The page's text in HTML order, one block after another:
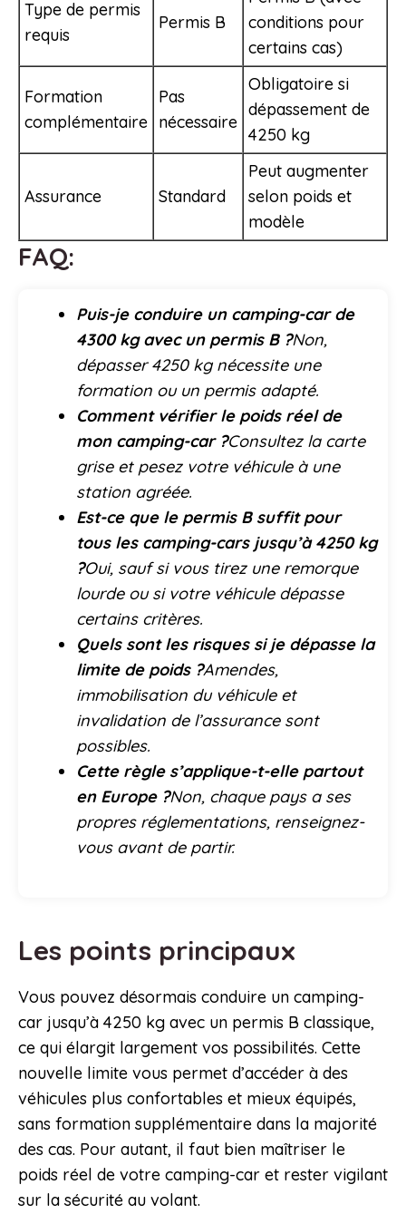
Type de permis
requis
Permis B
conditions pour
certains cas)
Formation
complémentaire
Pas
nécessaire
Obligatoire si
dépassement de
4250 kg
Assurance Standard
Peut augmenter
selon poids et
modèle
FAQ:
Puis-je conduire un camping-car de
4300 kg avec un permis B ?Non,
dépasser 4250 kg nécessite une
formation ou un permis adapté.
Comment vérifier le poids réel de
mon camping-car ?Consultez la carte
grise et pesez votre véhicule à une
station agréée.
Est-ce que le permis B suffit pour
tous les camping-cars jusqu’à 4250 kg
?Oui, sauf si vous tirez une remorque
lourde ou si votre véhicule dépasse
certains critères.
Quels sont les risques si je dépasse la
limite de poids ?Amendes,
immobilisation du véhicule et
invalidation de l’assurance sont
possibles.
Cette règle s’applique-t-elle partout
en Europe ?Non, chaque pays a ses
propres réglementations, renseignez-
vous avant de partir.
Les points principaux
Vous pouvez désormais conduire un camping-
car jusqu’à 4250 kg avec un permis B classique,
ce qui élargit largement vos possibilités. Cette
nouvelle limite vous permet d’accéder à des
véhicules plus confortables et mieux équipés,
sans formation supplémentaire dans la majorité
des cas. Pour autant, il faut bien maîtriser le
poids réel de votre camping-car et rester vigilant
sur la sécurité au volant.